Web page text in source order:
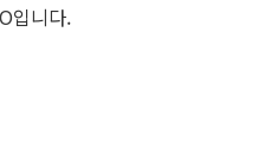
입니다.